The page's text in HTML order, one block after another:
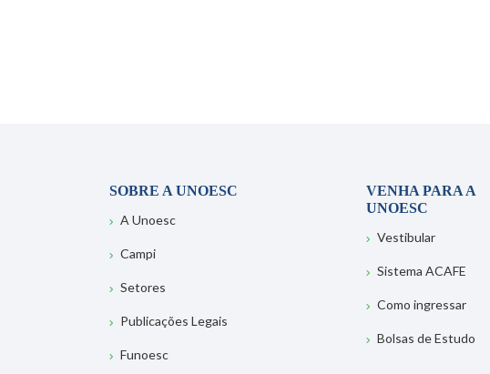
SOBRE A UNOESC
A Unoesc
Campi
Setores
Publicações Legais
Funoesc
VENHA PARA A
UNOESC
Vestibular
Sistema ACAFE
Como ingressar
Bolsas de Estudo